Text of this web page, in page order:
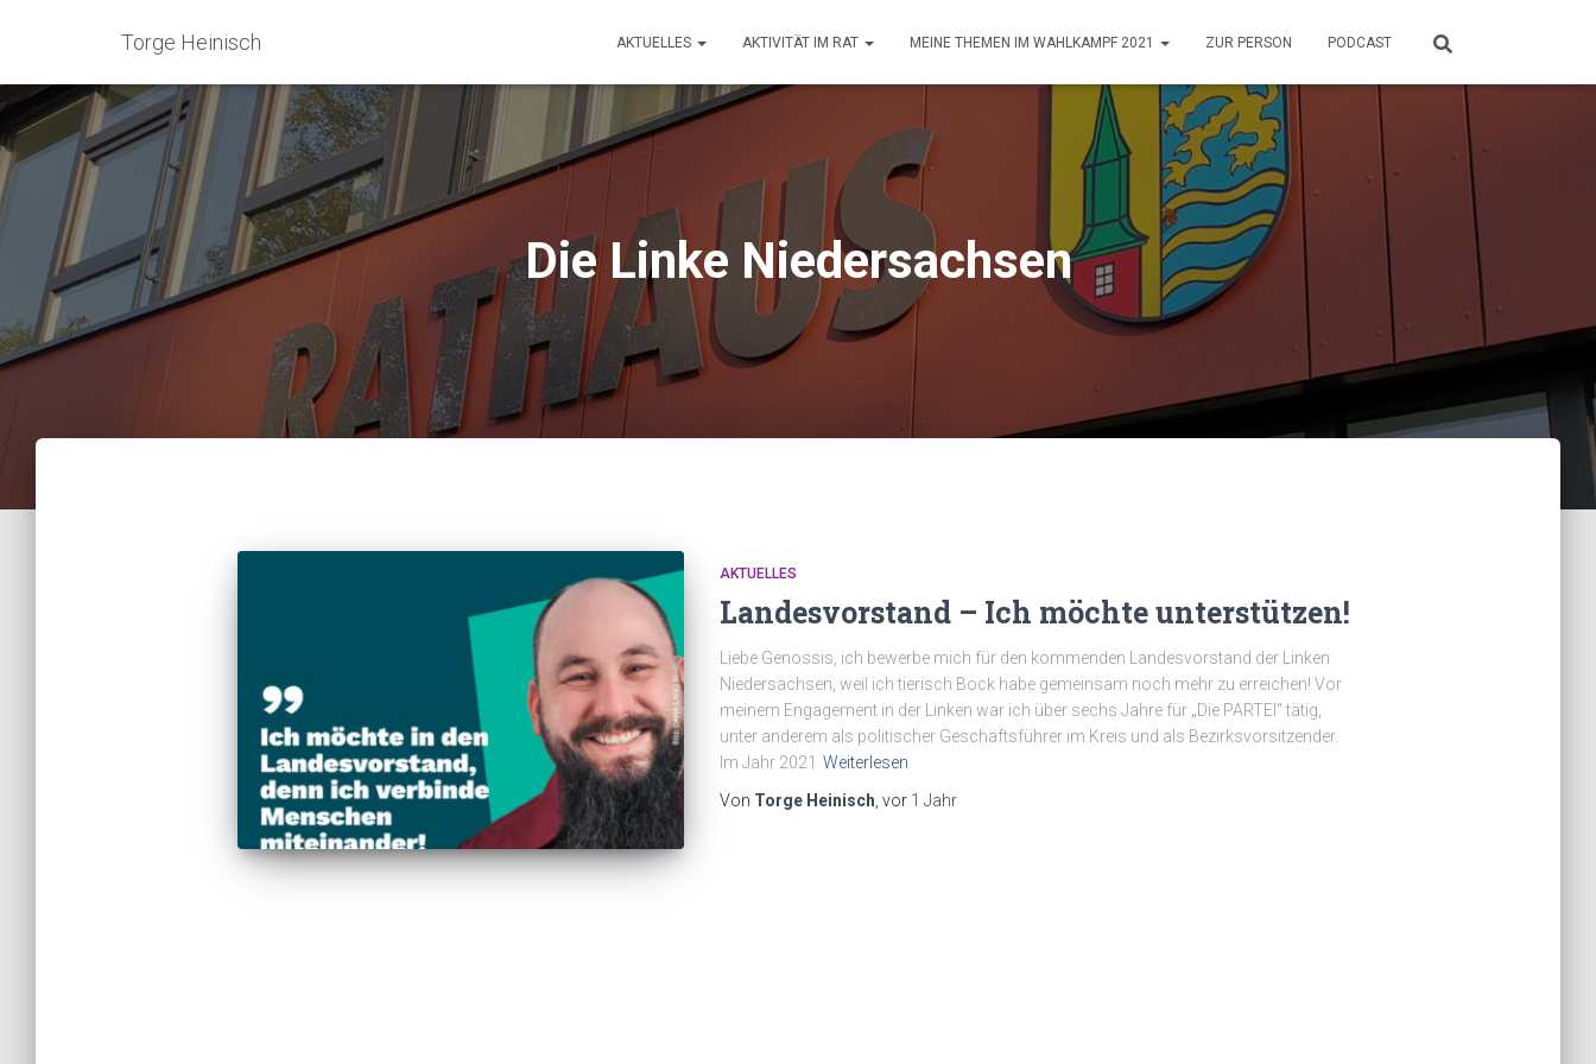
Torge Heinisch AKTUELLES AKTIVITÄT IM RAT MEINE THEMEN IM WAHLKAMPF 2021 ZUR PERSON PODCAST
Die Linke Niedersachsen
AKTUELLES
Landesvorstand – Ich möchte unterstützen!
Liebe Genossis, ich bewerbe mich für den kommenden Landesvorstand der Linken
Niedersachsen, weil ich tierisch Bock habe gemeinsam noch mehr zu erreichen! Vor
meinem Engagement in der Linken war ich über sechs Jahre für „Die PARTEI“ tätig,
unter anderem als politischer Geschäftsführer im Kreis und als Bezirksvorsitzender.
Im Jahr 2021 Weiterlesen
Von Torge Heinisch , vor 1 Jahr